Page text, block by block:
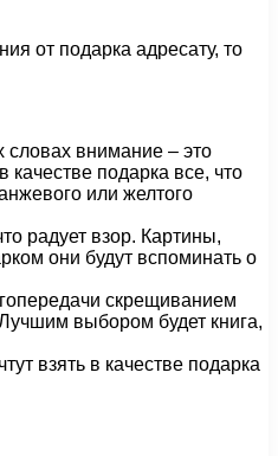
от подарка адресату, то
словах внимание – это
подарка все, что
или желтого
радует взор. Картины,
они будут вспоминать о
скрещиванием
выбором будет книга,
взять в качестве подарка